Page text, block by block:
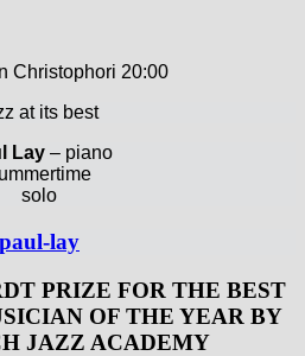
Christophori 20:00
at its best
Lay– piano
solo
paul-lay
PRIZE FOR THE BEST
OF THE YEAR BY
JAZZ ACADEMY